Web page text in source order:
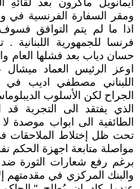
ايمانويل ماكرون بعد
ومقر السفارة الفرنسية في
اذا ما لم يتم التوافق
فرنسا للجمهورية اللبنانية
حسان دياب بعد فشلها العام
اوعز الرئيس العماد
اللبناني مصطفي اديب في
الجراح لكن الأسلوب
الذي يفتقد الى التجربة قد
الطائفية الى ابواب موصدة
تحت ظل إختلاط الملاحقات
مواصلة متابعة اجهزة الحكم
برغم رفع شعارات الثورة
والبنك المركزي في مقدمتهم